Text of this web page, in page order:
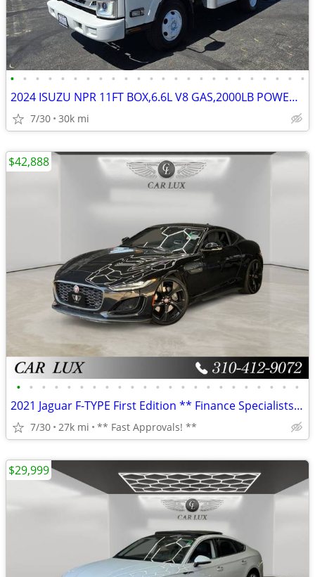
• • • • • • • • • • • • • • • • • • • • • • • •
2024 ISUZU NPR 11FT BOX,6.6L V8 GAS,2000LB POWER LIFT GATE,30K MILES
7/30 30k mi
• • • • • • • • • • • • • • • • • • • • • • •
2021 Jaguar F-TYPE First Edition ** Finance Specialists **
7/30 27k mi ** Fast Approvals! **
$42,888
$29,999